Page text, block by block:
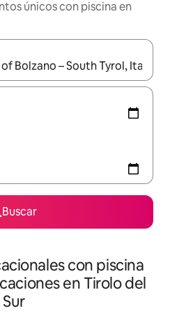
únicos con piscina en
disponibles, navega con las
Buscar
con piscina
en Tirolo del
Sur